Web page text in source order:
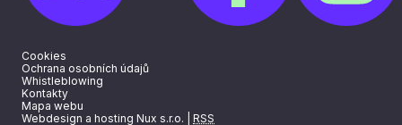
Cookies
Ochrana osobních údajů
Whistleblowing
Kontakty
Mapa webu
Webdesign a hosting Nux s.r.o.
RSS